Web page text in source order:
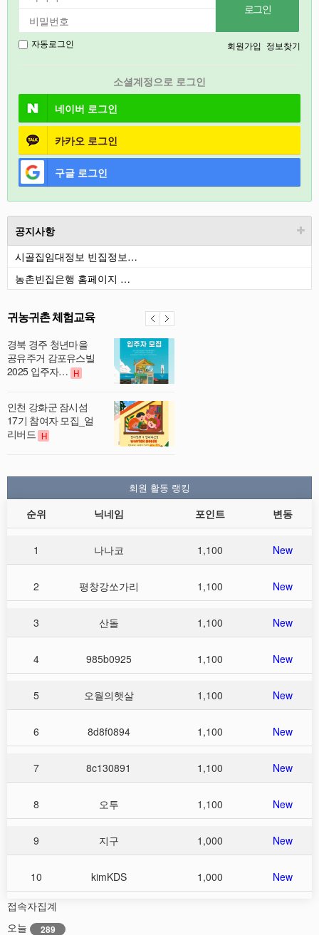
강릉
충북
자동로그인 회원가입 정보찾기
소셜계정으로 로그인
네이버 로그인
카카오 로그인
구글 로그인
공지사항
시골집임대정보 빈집정보…
농촌빈집은행 홈페이지 …
귀농귀촌 체험교육
경북 경주 청년마을
공유주거 감포유스빌
2025 입주자… H
인천 강화군 잠시섬
17기 참여자 모집_얼
리버드 H
회원 활동 랭킹
순위 닉네임 포인트 변동
1 나나코 1,100 New
2 평창강쏘가리 1,100 New
3 산돌 1,100 New
4 985b0925 1,100 New
5 오월의햇살 1,100 New
6 8d8f0894 1,100 New
7 8c130891 1,100 New
8 오투 1,100 New
9 지구 1,000 New
10 kimKDS 1,000 New
접속자집계
오늘
289